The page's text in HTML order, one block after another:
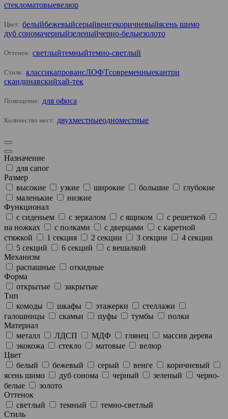
стекломатовыевелюр
Цвет: белыйбежевыйсерыйвенгекоричневыйясень шимо
дуб сономачерныйзеленыйчерно-белыезолото
Оттенок: светлыйтемныйтемно-светлый
Стиль: классикапровансЛОФТсовременныекантри
скандинавскийхай-тек
Помещение: для офиса
Количество мест: двухместныеодноместные
Назначение
для сапог
Размер
высокие
узкие широкие большие
глубокие
маленькие
низкие
Функционал
с сиденьем
с зеркалом с ящиком
с решеткой
на ножках
с полками с дверцами
с каретной
стяжкой
1 секция 2 секции 3 секции
4 секции
5 секций
6 секций
с вешалкой
Механизм
распашные
откидные
Форма
открытые
закрытые
Тип
комоды
шкафы этажерки
стеллажи
галошницы
скамьи пуфы тумбы
полки
Материал
металл
ЛДСП МДФ глянец
массив дерева
экокожа
стекло матовые
велюр
Цвет
белый
бежевый серый венге
коричневый
ясень шимо
дуб сонома черный зеленый
черно-
белые
золото
Оттенок
светлый
темный
темно-светлый
Стиль